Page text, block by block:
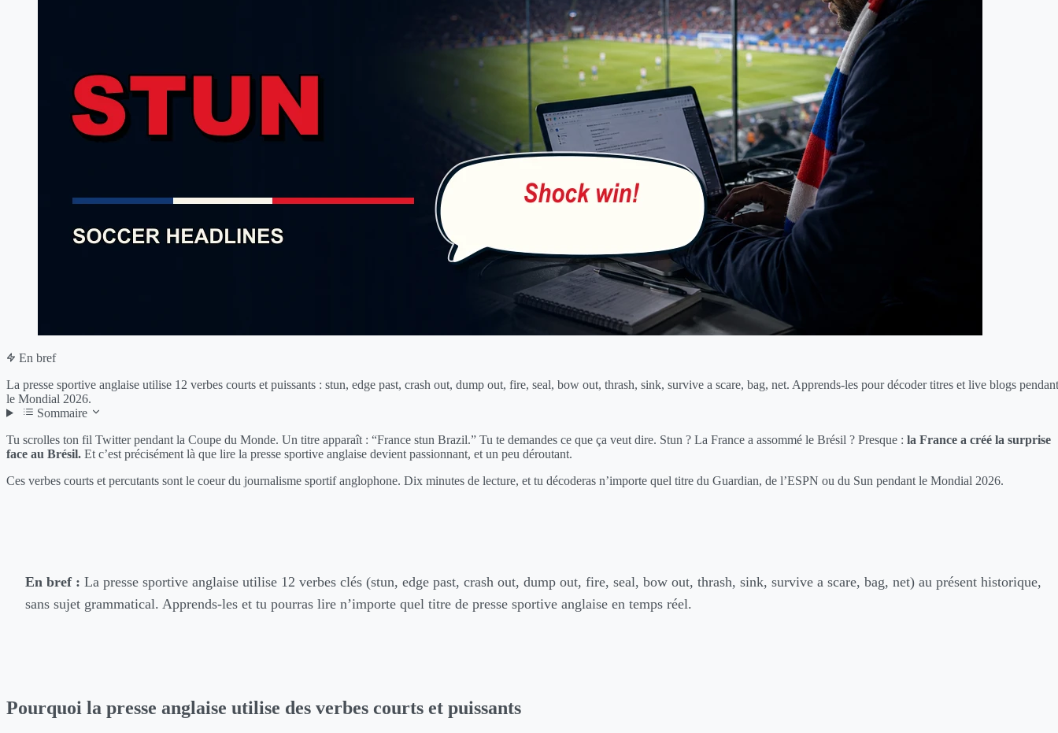
En bref
La presse sportive anglaise utilise 12 verbes courts et puissants : stun, edge past, crash out, dump out, fire, seal, bow out, thrash, sink, survive a scare, bag, net. Apprends-les pour décoder titres et live blogs pendant
le Mondial 2026.
Sommaire
Tu scrolles ton fil Twitter pendant la Coupe du Monde. Un titre apparaît : “France stun Brazil.” Tu te demandes ce que ça veut dire. Stun ? La France a assommé le Brésil ? Presque : la France a créé la surprise
face au Brésil. Et c’est précisément là que lire la presse sportive anglaise devient passionnant, et un peu déroutant.
Ces verbes courts et percutants sont le coeur du journalisme sportif anglophone. Dix minutes de lecture, et tu décoderas n’importe quel titre du Guardian, de l’ESPN ou du Sun pendant le Mondial 2026.
En bref : La presse sportive anglaise utilise 12 verbes clés (stun, edge past, crash out, dump out, fire, seal, bow out, thrash, sink, survive a scare, bag, net) au présent historique,
sans sujet grammatical. Apprends-les et tu pourras lire n’importe quel titre de presse sportive anglaise en temps réel.
Pourquoi la presse anglaise utilise des verbes courts et puissants